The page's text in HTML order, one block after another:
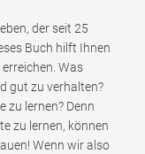
der seit 25
Buch hilft Ihnen
Was
gut zu verhalten?
zu lernen? Denn
zu lernen, können
Wenn wir also